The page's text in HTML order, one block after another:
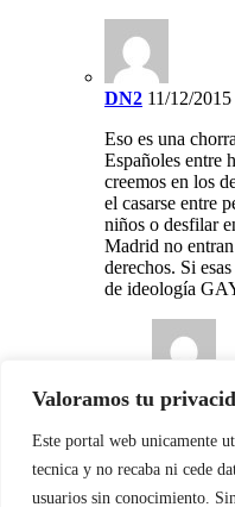
Valoramos tu
Este portal web unicamente
tecnica y no recaba ni cede
usuarios sin conocimiento.
DN2 11/12/
Eso es una
Españoles entre
creemos en los
el casarse entre
niños o desfilar
Madrid no
derechos. Si
de ideología
Ladislao
Quién ha
es el
XX y XY,
funcionamiento de la
servicios. Puede aceptar
necesarias o configurar